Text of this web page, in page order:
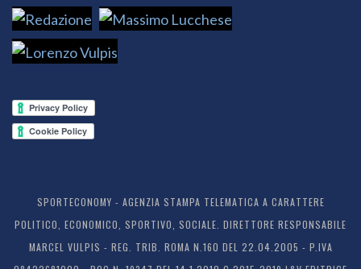
SPORTECONOMY - AGENZIA STAMPA TELEMATICA A CARATTERE
POLITICO, ECONOMICO, SPORTIVO, SOCIALE. DIRETTORE RESPONSABILE
MARCEL VULPIS - REG. TRIB. ROMA N.160 DEL 22.04.2005 - P.IVA